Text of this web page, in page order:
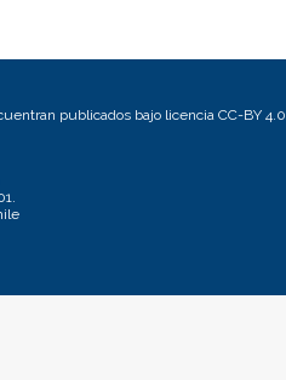
publicados bajo licencia CC-BY 4.0